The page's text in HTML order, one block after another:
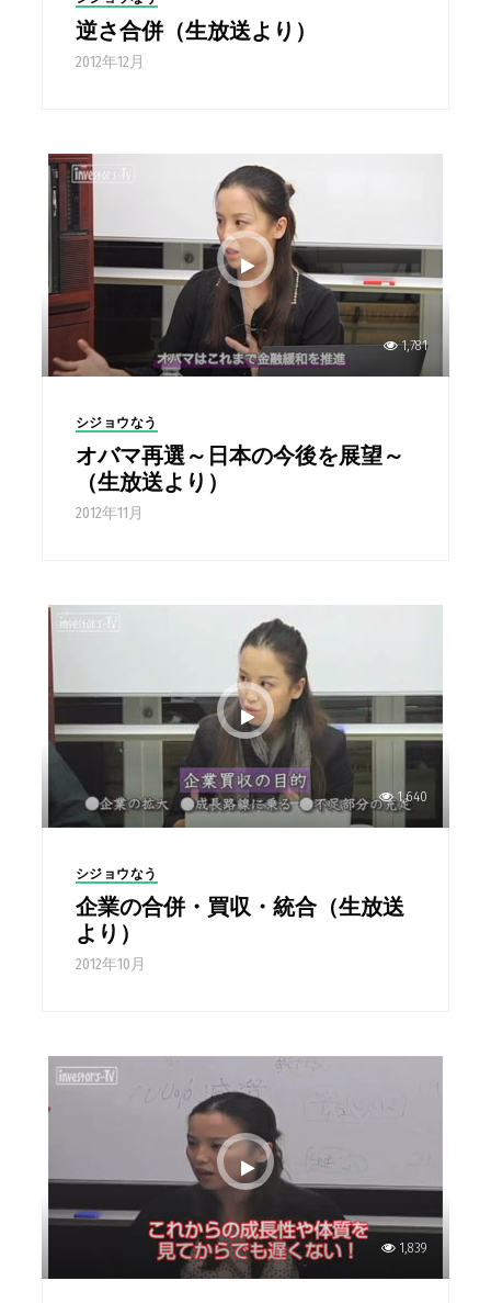
逆さ合併（生放送より）
2012年12月
1,781
シジョウなう
オバマ再選～日本の今後を展望～
（生放送より）
2012年11月
1,640
シジョウなう
企業の合併・買収・統合（生放送
より）
2012年10月
1,839